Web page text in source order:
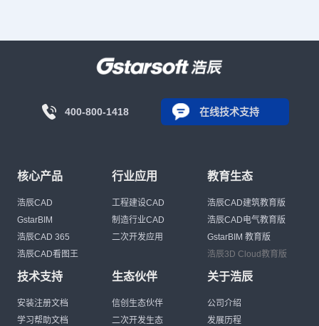
400-800-1418 在线技术支持
核心产品
浩辰CAD
GstarBIM
浩辰CAD 365
浩辰CAD看图王
行业应用
工程建设CAD
制造行业CAD
二次开发应用
教育生态
浩辰CAD建筑教育版
浩辰CAD电气教育版
GstarBIM 教育版
浩辰3D Cloud教育版
技术支持
安装注册文档
学习帮助文档
生态伙伴
信创生态伙伴
二次开发生态
关于浩辰
公司介绍
发展历程